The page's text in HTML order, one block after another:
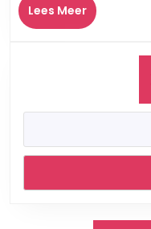
Lees MeerLees
Meer